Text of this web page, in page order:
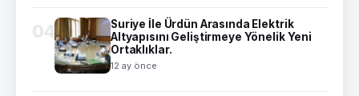
04
Suriye İle Ürdün Arasında Elektrik
Altyapısını Geliştirmeye Yönelik Yeni
Ortaklıklar.
12 ay önce